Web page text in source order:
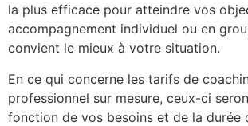
la plus efficace pour atteindre vos
accompagnement individuel ou en
convient le mieux à votre situation.
En ce qui concerne les tarifs de
professionnel sur mesure, ceux-ci
fonction de vos besoins et de la durée